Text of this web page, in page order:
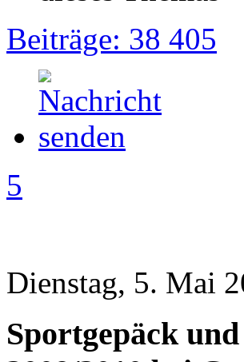
Beiträge: 38 405
5
Dienstag, 5. Mai
Sportgepäck